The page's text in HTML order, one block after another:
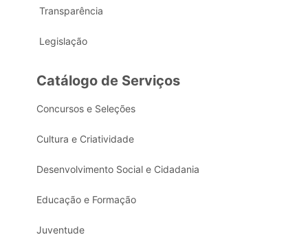
Transparência
Legislação
Catálogo de Serviços
Concursos e Seleções
Cultura e Criatividade
Desenvolvimento Social e Cidadania
Educação e Formação
Juventude